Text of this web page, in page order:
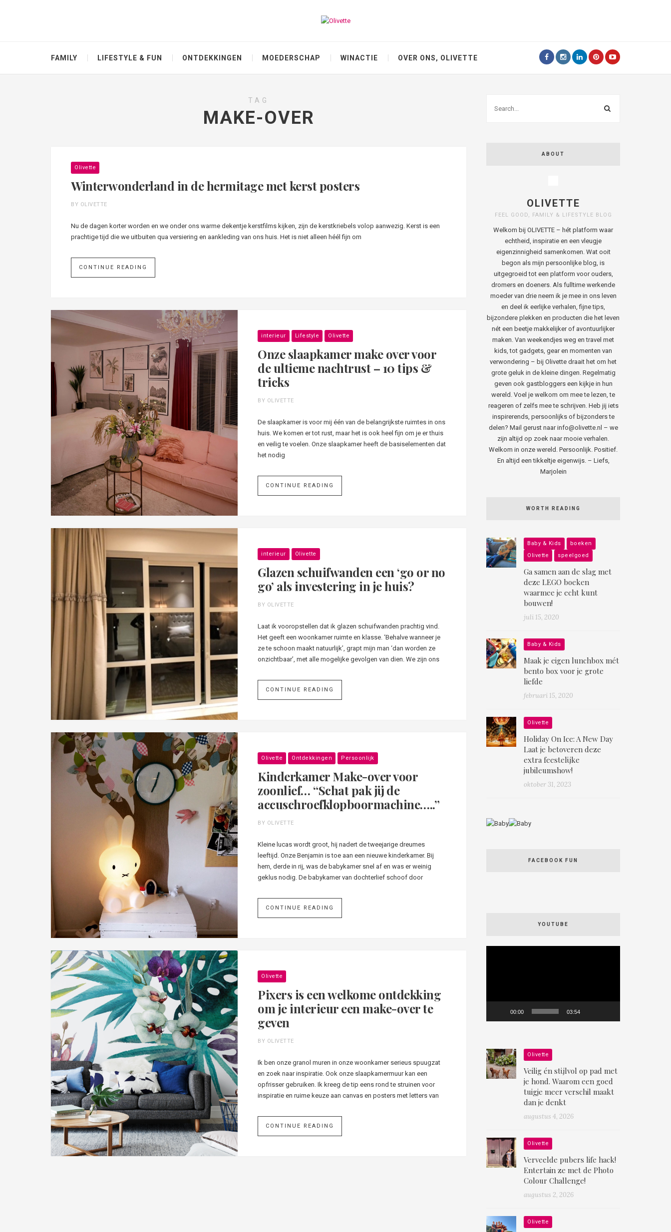
FAMILY LIFESTYLE & FUN ONTDEKKINGEN MOEDERSCHAP WINACTIE OVER ONS, OLIVETTE
TAG
MAKE-OVER
Olivette
Winterwonderland in de hermitage met kerst posters
BY OLIVETTE
Nu de dagen korter worden en we onder ons warme dekentje kerstfilms kijken, zijn de kerstkriebels volop aanwezig. Kerst is een
prachtige tijd die we uitbuiten qua versiering en aankleding van ons huis. Het is niet alleen héél fijn om
CONTINUE READING
interieur Lifestyle Olivette
Onze slaapkamer make over voor
de ultieme nachtrust – 10 tips &
tricks
BY OLIVETTE
De slaapkamer is voor mij één van de belangrijkste ruimtes in ons
huis. We komen er tot rust, maar het is ook heel fijn om je er thuis
en veilig te voelen. Onze slaapkamer heeft de basiselementen dat
het nodig
CONTINUE READING
interieur Olivette
Glazen schuifwanden een ‘go or no
go’ als investering in je huis?
BY OLIVETTE
Laat ik vooropstellen dat ik glazen schuifwanden prachtig vind.
Het geeft een woonkamer ruimte en klasse. ‘Behalve wanneer je
ze te schoon maakt natuurlijk’, grapt mijn man ‘dan worden ze
onzichtbaar’, met alle mogelijke gevolgen van dien. We zijn ons
CONTINUE READING
Olivette Ontdekkingen Persoonlijk
Kinderkamer Make-over voor
zoonlief… “Schat pak jij de
accuschroefklopboormachine…..”
BY OLIVETTE
Kleine lucas wordt groot, hij nadert de tweejarige dreumes
leeftijd. Onze Benjamin is toe aan een nieuwe kinderkamer. Bij
hem, derde in rij, was de babykamer snel af en was er weinig
geklus nodig. De babykamer van dochterlief schoof door
CONTINUE READING
Olivette
Pixers is een welkome ontdekking
om je interieur een make-over te
geven
BY OLIVETTE
Ik ben onze granol muren in onze woonkamer serieus spuugzat
en zoek naar inspiratie. Ook onze slaapkamermuur kan een
opfrisser gebruiken. Ik kreeg de tip eens rond te struinen voor
inspiratie en ruime keuze aan canvas en posters met letters van
CONTINUE READING
ABOUT
OLIVETTE
FEEL GOOD, FAMILY & LIFESTYLE BLOG
Welkom bij OLIVETTE – hét platform waar
echtheid, inspiratie en een vleugje
eigenzinnigheid samenkomen. Wat ooit
begon als mijn persoonlijke blog, is
uitgegroeid tot een platform voor ouders,
dromers en doeners. Als fulltime werkende
moeder van drie neem ik je mee in ons leven
en deel ik eerlijke verhalen, fijne tips,
bijzondere plekken en producten die het leven
nét een beetje makkelijker of avontuurlijker
maken. Van weekendjes weg en travel met
kids, tot gadgets, gear en momenten van
verwondering – bij Olivette draait het om het
grote geluk in de kleine dingen. Regelmatig
geven ook gastbloggers een kijkje in hun
wereld. Voel je welkom om mee te lezen, te
reageren of zelfs mee te schrijven. Heb jij iets
inspirerends, persoonlijks of bijzonders te
delen? Mail gerust naar info@olivette.nl – we
zijn altijd op zoek naar mooie verhalen.
Welkom in onze wereld. Persoonlijk. Positief.
En altijd een tikkeltje eigenwijs. – Liefs,
Marjolein
WORTH READING
Baby & Kids
boeken
Olivette
speelgoed
Ga samen aan de slag met
deze LEGO boeken
waarmee je echt kunt
bouwen!
juli 15, 2020
Baby & Kids
Maak je eigen lunchbox mét
bento box voor je grote
liefde
februari 15, 2020
Olivette
Holiday On Ice: A New Day
Laat je betoveren deze
extra feestelijke
jubileumshow!
oktober 31, 2023
FACEBOOK FUN
YOUTUBE
00:00 03:54
Olivette
Veilig én stijlvol op pad met
je hond. Waarom een goed
tuigje meer verschil maakt
dan je denkt
augustus 4, 2026
Olivette
Verveelde pubers life hack!
Entertain ze met de Photo
Colour Challenge!
augustus 2, 2026
Olivette